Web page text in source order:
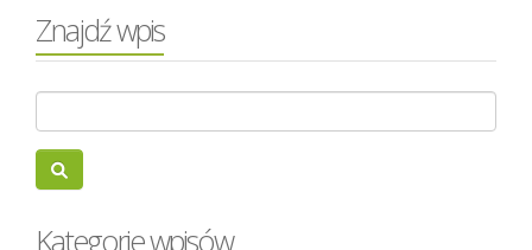
Znajdź wpis
Kategorie wpisów